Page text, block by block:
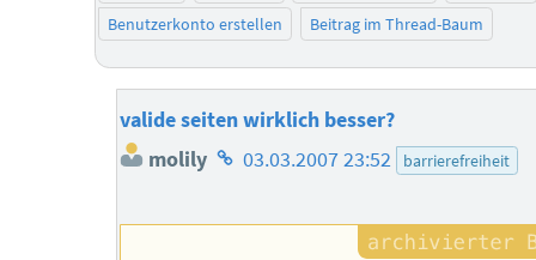
Benutzerkonto erstellen
Beitrag im Thread-Baum
valide seiten wirklich besser?
molily Homepage
Autors
03.03.2007 23:52 barrierefreiheit